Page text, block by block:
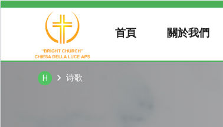
首頁 關於我們
H 诗歌